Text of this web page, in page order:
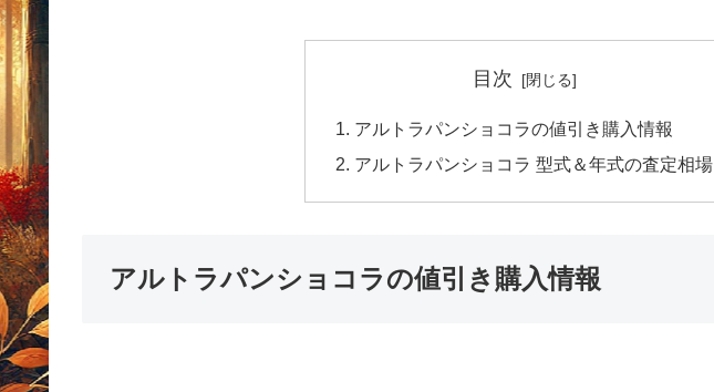
目次
アルトラパンショコラの値引き購入情報
アルトラパンショコラ 型式＆年式の査定相場
アルトラパンショコラの値引き購入情報